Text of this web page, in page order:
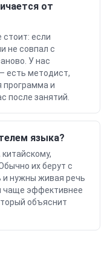
от
если
не совпал с
У нас
есть методист,
программа и
после занятий.
языка?
их берут с
и нужны живая речь
чаще эффективнее
объяснит